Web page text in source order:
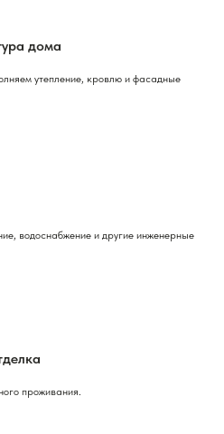
дома
утепление, кровлю и фасадные
водоснабжение и другие инженерные
проживания.